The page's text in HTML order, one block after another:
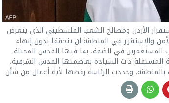
الأردن ومصالح الشعب الفلسطيني الذي يتعرض
والاستقرار في المنطقة لن يتحققا بدون إنهاء
المستعمرين في الضفة، بما فيها القدس المحتلة.
ذات السيادة بعاصمتها القدس الشرقية،
بالمنطقة. وجددت الرئاسة رفضها لأية أعمال من شأن